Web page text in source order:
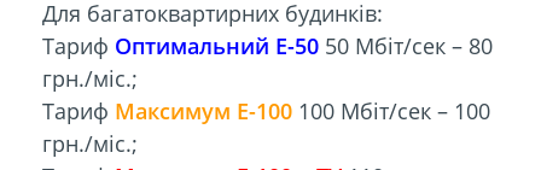
Для багатоквартирних будинків:
Тариф Оптимальний E-50 50 Мбіт/сек – 80
грн./міс.;
Тариф Максимум E-100 100 Мбіт/сек – 100
грн./міс.;